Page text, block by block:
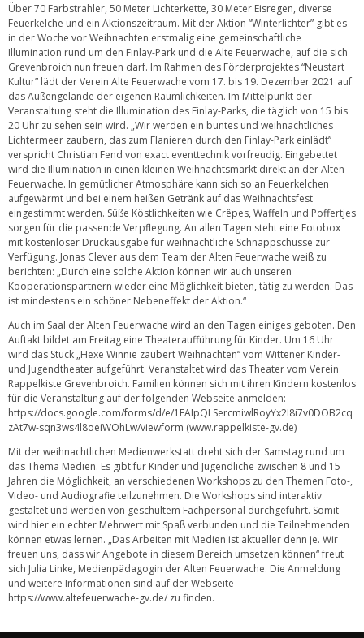
Über 70 Farbstrahler, 50 Meter Lichterkette, 30 Meter Eisregen, diverse
Feuerkelche und ein Aktionszeitraum. Mit der Aktion “Winterlichter” gibt es
in der Woche vor Weihnachten erstmalig eine gemeinschaftliche
Illumination rund um den Finlay-Park und die Alte Feuerwache, auf die sich
Grevenbroich nun freuen darf. Im Rahmen des Förderprojektes “Neustart
Kultur” lädt der Verein Alte Feuerwache vom 17. bis 19. Dezember 2021 auf
das Außengelände der eigenen Räumlichkeiten. Im Mittelpunkt der
Veranstaltung steht die Illumination des Finlay-Parks, die täglich von 15 bis
20 Uhr zu sehen sein wird. „Wir werden ein buntes und weihnachtliches
Lichtermeer zaubern, das zum Flanieren durch den Finlay-Park einlädt”
verspricht Christian Fend von exact eventtechnik vorfreudig. Eingebettet
wird die Illumination in einen kleinen Weihnachtsmarkt direkt an der Alten
Feuerwache. In gemütlicher Atmosphäre kann sich so an Feuerkelchen
aufgewärmt und bei einem heißen Getränk auf das Weihnachtsfest
eingestimmt werden. Süße Köstlichkeiten wie Crêpes, Waffeln und Poffertjes
sorgen für die passende Verpflegung. An allen Tagen steht eine Fotobox
mit kostenloser Druckausgabe für weihnachtliche Schnappschüsse zur
Verfügung. Jonas Clever aus dem Team der Alten Feuerwache weiß zu
berichten: „Durch eine solche Aktion können wir auch unseren
Kooperationspartnern wieder eine Möglichkeit bieten, tätig zu werden. Das
ist mindestens ein schöner Nebeneffekt der Aktion.“
Auch im Saal der Alten Feuerwache wird an den Tagen einiges geboten. Den
Auftakt bildet am Freitag eine Theateraufführung für Kinder. Um 16 Uhr
wird das Stück „Hexe Winnie zaubert Weihnachten“ vom Wittener Kinder-
und Jugendtheater aufgeführt. Veranstaltet wird das Theater vom Verein
Rappelkiste Grevenbroich. Familien können sich mit ihren Kindern kostenlos
für die Veranstaltung auf der folgenden Webseite anmelden:
https://docs.google.com/forms/d/e/1FAIpQLSercmiwlRoyYx2I8i7v0DOB2cq
zAt7w-sqn3ws4l8oeiWOhLw/viewform (www.rappelkiste-gv.de)
Mit der weihnachtlichen Medienwerkstatt dreht sich der Samstag rund um
das Thema Medien. Es gibt für Kinder und Jugendliche zwischen 8 und 15
Jahren die Möglichkeit, an verschiedenen Workshops zu den Themen Foto-,
Video- und Audiografie teilzunehmen. Die Workshops sind interaktiv
gestaltet und werden von geschultem Fachpersonal durchgeführt. Somit
wird hier ein echter Mehrwert mit Spaß verbunden und die Teilnehmenden
können etwas lernen. „Das Arbeiten mit Medien ist aktueller denn je. Wir
freuen uns, dass wir Angebote in diesem Bereich umsetzen können“ freut
sich Julia Linke, Medienpädagogin der Alten Feuerwache. Die Anmeldung
und weitere Informationen sind auf der Webseite
https://www.altefeuerwache-gv.de/ zu finden.